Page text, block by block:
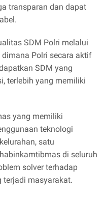
transparan dan dapat
SDM Polri melalui
Polri secara aktif
SDM yang
terlebih yang memiliki
yang memiliki
teknologi
satu
di seluruh
solver terhadap
terjadi masyarakat.